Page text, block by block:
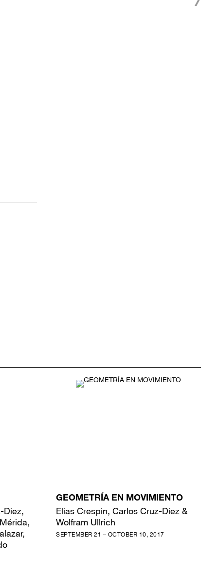
Diez,
GEOMETRÍA EN MOVIMIENTO
Elias Crespin, Carlos Cruz-Diez &
Wolfram Ullrich
SEPTEMBER 21 – OCTOBER 10, 2017